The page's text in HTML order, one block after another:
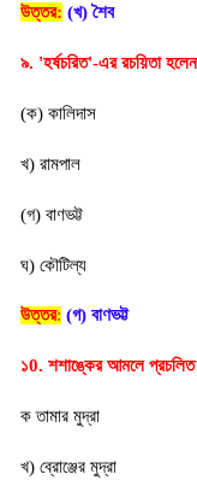
উত্তর: (খ) শৈব
৯. 'হর্ষচরিত'-এর রচয়িতা
(ক) কালিদাস
খ) রামপাল
(গ) বাণভট্ট
ঘ) কৌটিল্য
উত্তর: (গ) বাণভট্ট
১0. শশাঙ্কের আমলে
ক তামার মুদ্রা
খ) ব্রোঞ্জের মুদ্রা